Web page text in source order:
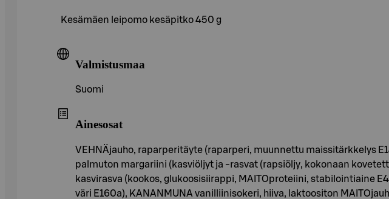
Kesämäen leipomo kesäpitko 450 g
Valmistusmaa
Suomi
Ainesosat
VEHNÄjauho, raparperitäyte (raparperi, muunnettu maissitärkkelys
palmuton margariini (kasviöljyt ja -rasvat (rapsiöljy, kokonaan
kasvirasva (kookos, glukoosisiirappi, MAITOproteiini, stabilointiaine
väri E160a), KANANMUNA vanilliinisokeri, hiiva, laktoositon